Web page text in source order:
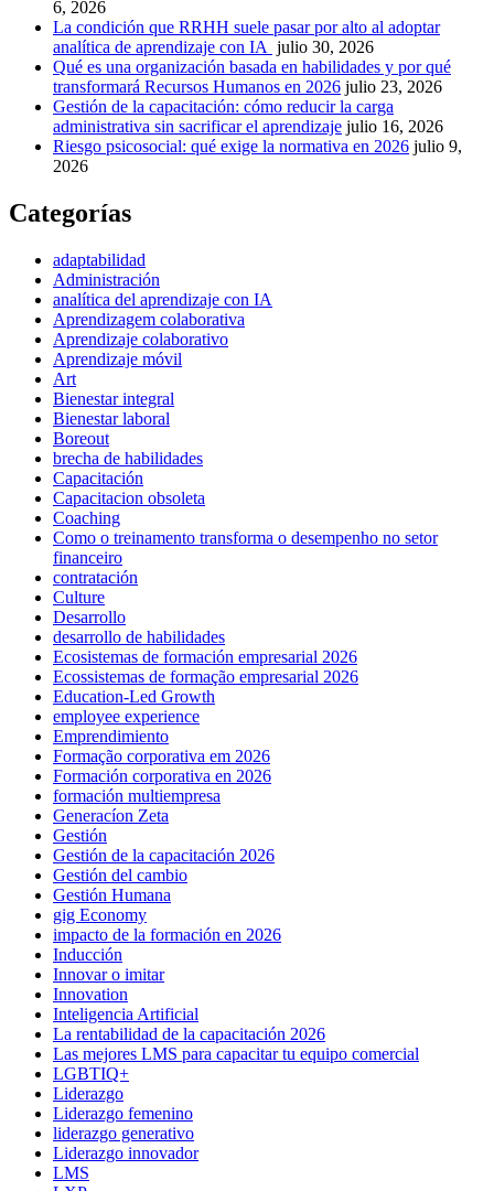
6, 2026
La condición que RRHH suele pasar por alto al adoptar
analítica de aprendizaje con IA julio 30, 2026
Qué es una organización basada en habilidades y por qué
transformará Recursos Humanos en 2026 julio 23, 2026
Gestión de la capacitación: cómo reducir la carga
administrativa sin sacrificar el aprendizaje julio 16, 2026
Riesgo psicosocial: qué exige la normativa en 2026 julio 9,
2026
Categorías
adaptabilidad
Administración
analítica del aprendizaje con IA
Aprendizagem colaborativa
Aprendizaje colaborativo
Aprendizaje móvil
Art
Bienestar integral
Bienestar laboral
Boreout
brecha de habilidades
Capacitación
Capacitacion obsoleta
Coaching
Como o treinamento transforma o desempenho no setor
financeiro
contratación
Culture
Desarrollo
desarrollo de habilidades
Ecosistemas de formación empresarial 2026
Ecossistemas de formação empresarial 2026
Education-Led Growth
employee experience
Emprendimiento
Formação corporativa em 2026
Formación corporativa en 2026
formación multiempresa
Generacíon Zeta
Gestión
Gestión de la capacitación 2026
Gestión del cambio
Gestión Humana
gig Economy
impacto de la formación en 2026
Inducción
Innovar o imitar
Innovation
Inteligencia Artificial
La rentabilidad de la capacitación 2026
Las mejores LMS para capacitar tu equipo comercial
LGBTIQ+
Liderazgo
Liderazgo femenino
liderazgo generativo
Liderazgo innovador
LMS